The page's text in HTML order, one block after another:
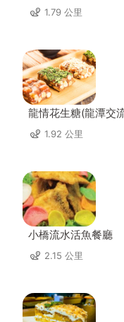
1.79 公里
龍情花生糖(龍潭交
1.92 公里
小橋流水活魚餐廳
2.15 公里